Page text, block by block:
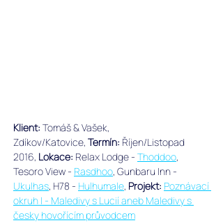
Klient: Tomáš & Vašek,
Zdíkov/Katovice, ﻿ Termín: Říjen/Listopad
2016, Lokace: Relax Lodge - Thoddoo,
Tesoro View - Rasdhoo, Gunbaru Inn -
Ukulhas, H78 - Hulhumale, Projekt: Poznávací
okruh I - Maledivy s Lucií aneb Maledivy s
česky hovořícím průvodcem